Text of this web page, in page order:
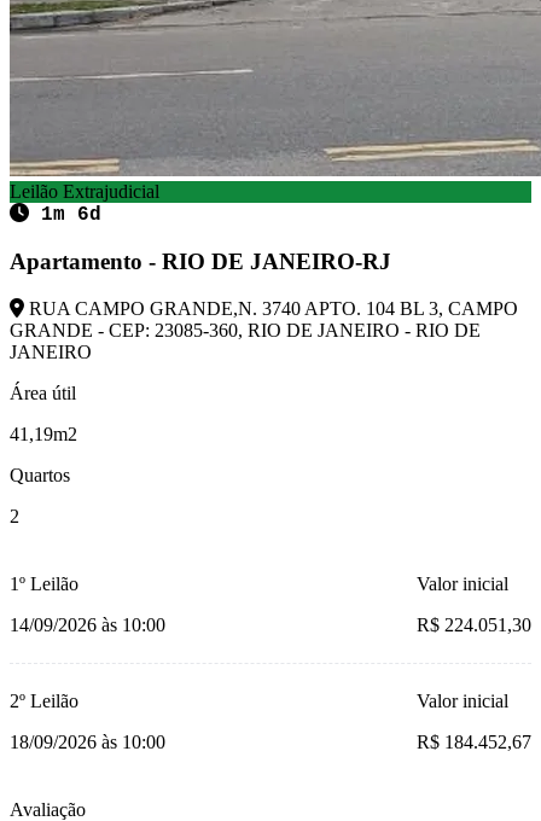
Leilão Extrajudicial
1m 6d
Apartamento - RIO DE JANEIRO-RJ
RUA CAMPO GRANDE,N. 3740 APTO. 104 BL 3, CAMPO
GRANDE - CEP: 23085-360, RIO DE JANEIRO - RIO DE
JANEIRO
Área útil
41,19m2
Quartos
2
1º Leilão
14/09/2026 às 10:00
Valor inicial
R$ 224.051,30
2º Leilão
18/09/2026 às 10:00
Valor inicial
R$ 184.452,67
Avaliação